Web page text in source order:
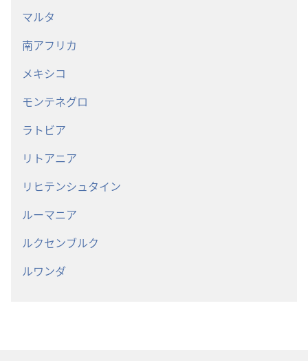
マルタ
南アフリカ
メキシコ
モンテネグロ
ラトビア
リトアニア
リヒテンシュタイン
ルーマニア
ルクセンブルク
ルワンダ